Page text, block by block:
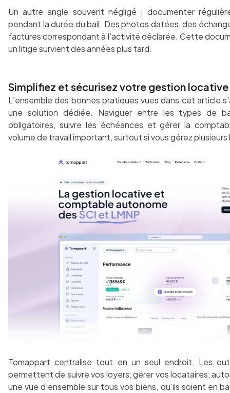
Un autre angle souvent négligé : documenter
pendant la durée du bail. Des photos datées, des
factures correspondant à l’activité déclarée. Cette
un litige survient des années plus tard.
Simplifiez et sécurisez votre gestion
L’ensemble des bonnes pratiques vues dans cet article
une solution dédiée. Naviguer entre les types de
obligatoires, suivre les échéances et gérer la
volume de travail important, surtout si vous gérez plusieurs
Tomappart centralise tout en un seul endroit. Les
permettent de suivre vos loyers, gérer vos locataires,
une vue d’ensemble sur tous vos biens, qu’ils soient en